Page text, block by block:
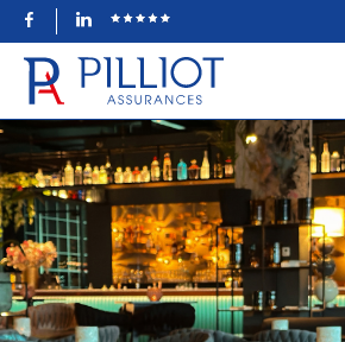
FacebookLinkedIn